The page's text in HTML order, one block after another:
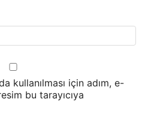
kullanılması için adım, e-
bu tarayıcıya